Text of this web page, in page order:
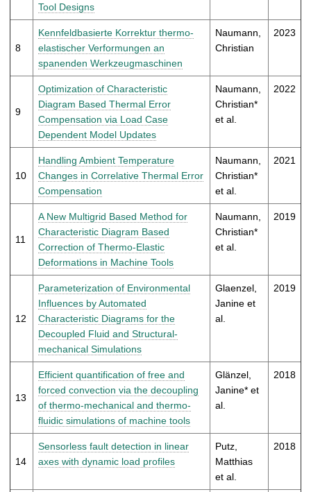
Tool Designs
8
Kennfeldbasierte Korrektur thermo-
elastischer Verformungen an
spanenden Werkzeugmaschinen
Naumann,
Christian
2023
9
Optimization of Characteristic
Diagram Based Thermal Error
Compensation via Load Case
Dependent Model Updates
Naumann,
Christian*
et al.
2022
10
Handling Ambient Temperature
Changes in Correlative Thermal Error
Compensation
Naumann,
Christian*
et al.
2021
11
A New Multigrid Based Method for
Characteristic Diagram Based
Correction of Thermo-Elastic
Deformations in Machine Tools
Naumann,
Christian*
et al.
2019
12
Parameterization of Environmental
Influences by Automated
Characteristic Diagrams for the
Decoupled Fluid and Structural-
mechanical Simulations
Glaenzel,
Janine et
al.
2019
13
Efficient quantification of free and
forced convection via the decoupling
of thermo-mechanical and thermo-
fluidic simulations of machine tools
Glänzel,
Janine* et
al.
2018
14
Sensorless fault detection in linear
axes with dynamic load profiles
Putz,
Matthias
et al.
2018